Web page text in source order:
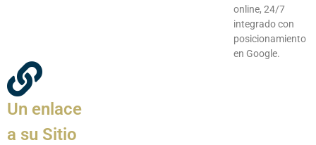
online, 24/7
integrado con
posicionamiento
en Google.
Un enlace
a su Sitio